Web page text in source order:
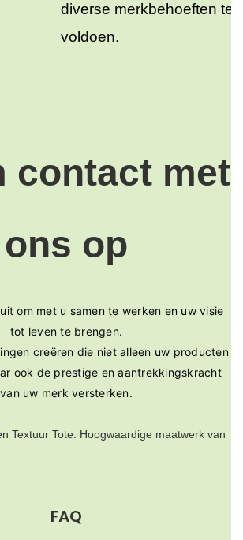
diverse merkbehoeften te
voldoen.
contact met
ons op
om met u samen te werken en uw visie
tot leven te brengen.
creëren die niet alleen uw producten
ook de prestige en aantrekkingskracht
van uw merk versterken.
FAQ